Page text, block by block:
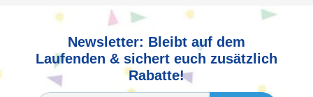
Newsletter: Bleibt auf dem
Laufenden & sichert euch zusätzlich
Rabatte!